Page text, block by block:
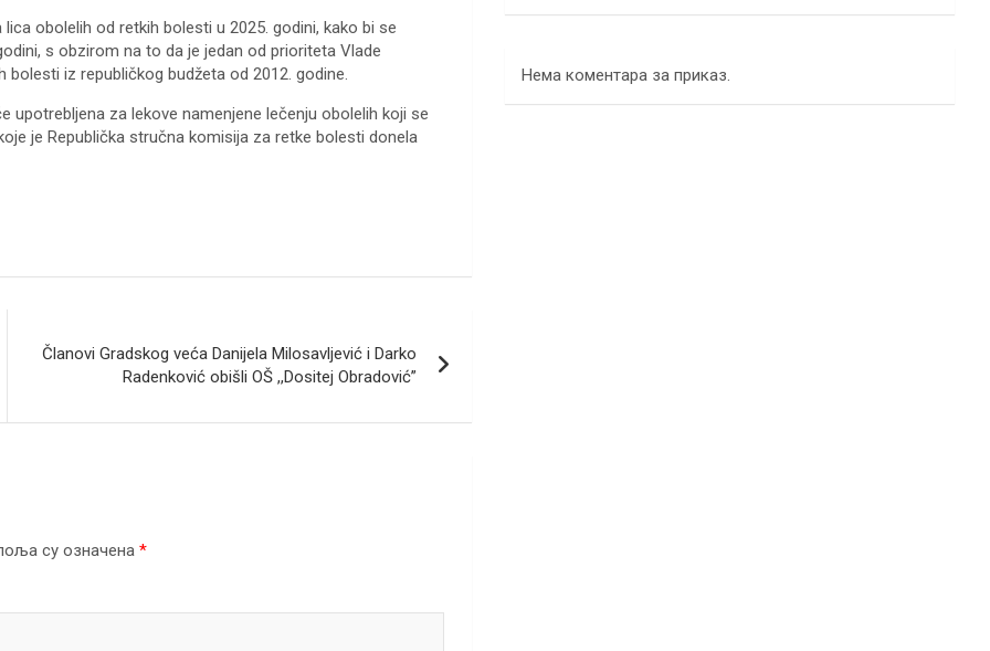
obolelih od retkih bolesti u 2025. godini, kako bi se
s obzirom na to da je jedan od prioriteta Vlade
iz republičkog budžeta od 2012. godine.
upotrebljena za lekove namenjene lečenju obolelih koji se
je Republička stručna komisija za retke bolesti donela
Članovi Gradskog veća Danijela Milosavljević i Darko
Radenković obišli OŠ ,,Dositej Obradović”
су означена *
Нема коментара за приказ.